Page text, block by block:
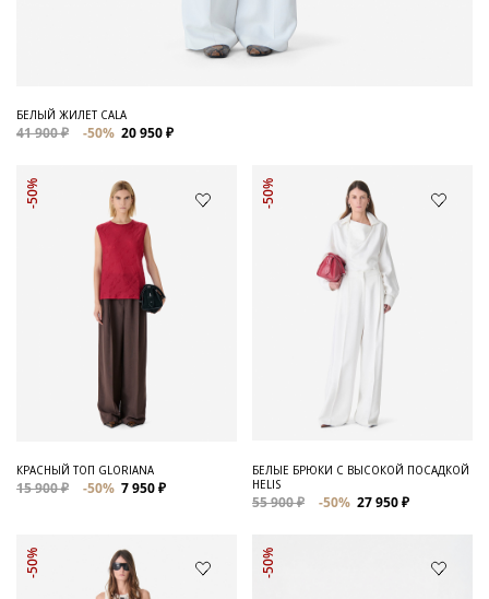
БЕЛЫЙ ЖИЛЕТ CALA
41 900 ₽ -50% 20 950 ₽
-50%
КРАСНЫЙ ТОП GLORIANA
15 900 ₽ -50% 7 950 ₽
-50%
БЕЛЫЕ БРЮКИ С ВЫСОКОЙ ПОСАДКОЙ
HELIS
55 900 ₽ -50% 27 950 ₽
-50% -50%